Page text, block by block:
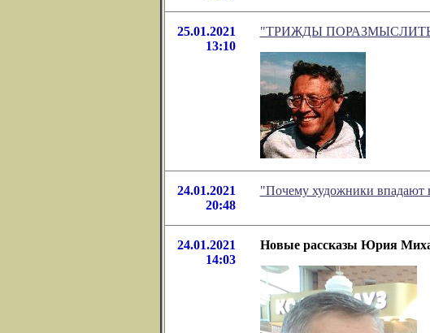
25.01.2021
13:10
"ТРИЖДЫ ПОРАЗМЫСЛИТЬ..."
24.01.2021
20:48
"Почему художники впадают
24.01.2021
14:03
Новые рассказы Юрия